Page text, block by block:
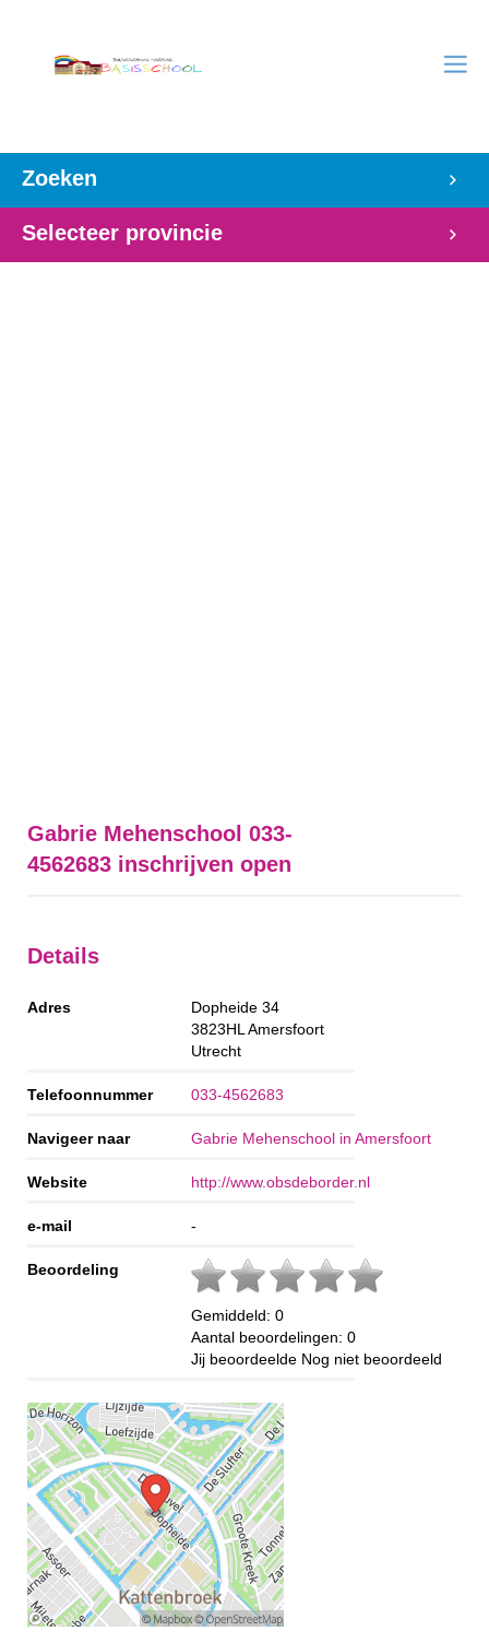
Zoeken
Selecteer provincie
Gabrie Mehenschool 033-
4562683 inschrijven open
Details
Adres
Dopheide 34
3823HL Amersfoort
Utrecht
Telefoonnummer 033-4562683
Navigeer naar Gabrie Mehenschool in Amersfoort
Website http://www.obsdeborder.nl
e-mail -
Beoordeling
Gemiddeld: 0
Aantal beoordelingen: 0
Jij beoordeelde Nog niet beoordeeld